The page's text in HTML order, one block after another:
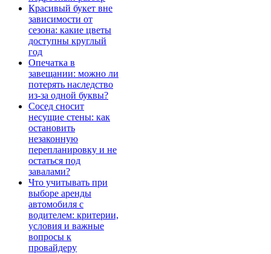
Красивый букет вне
зависимости от
сезона: какие цветы
доступны круглый
год
Опечатка в
завещании: можно ли
потерять наследство
из-за одной буквы?
Сосед сносит
несущие стены: как
остановить
незаконную
перепланировку и не
остаться под
завалами?
Что учитывать при
выборе аренды
автомобиля с
водителем: критерии,
условия и важные
вопросы к
провайдеру